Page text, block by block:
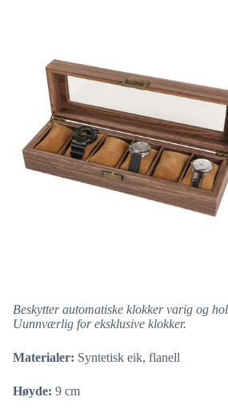
Beskytter automatiske klokker varig og
Uunnværlig for eksklusive klokker.
Materialer: Syntetisk eik, flanell
Høyde: 9 cm